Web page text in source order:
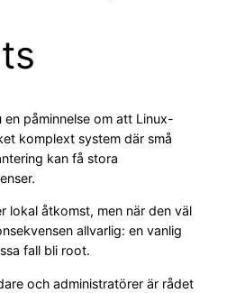
en påminnelse om att Linux-
komplext system där små
kan få stora
lokal åtkomst, men när den väl
allvarlig: en vanlig
fall bli root.
och administratörer är rådet